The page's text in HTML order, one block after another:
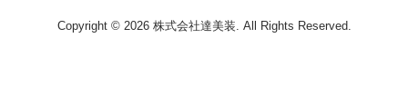
Copyright © 2026 株式会社達美装. All Rights Reserved.